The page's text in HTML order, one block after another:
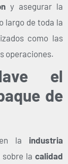
y asegurar la
largo de toda la
como las
operaciones.
el
de
la industria
la calidad